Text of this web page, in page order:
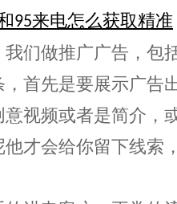
95来电怎么获取精准
们做推广广告，包
首先是要展示广告
视频或者是简介，
才会给你留下线索